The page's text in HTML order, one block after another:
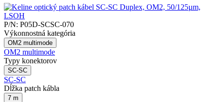
P/N: P05D-SCSC-070
Výkonnostná kategória
OM2 multimode
OM2 multimode
Typy konektorov
SC-SC
SC-SC
Dĺžka patch kábla
7 m